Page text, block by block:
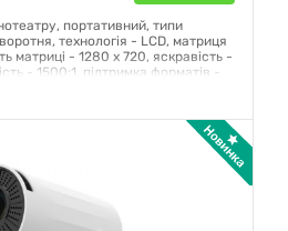
портативний, типи
технологія - LCD, матриця
матриці - 1280 x 720, яскравість -
- 1500:1, підтримка форматів -